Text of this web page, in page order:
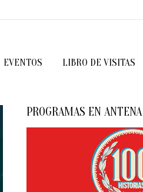
EVENTOS LIBRO DE VISITAS
PROGRAMAS EN ANTENA